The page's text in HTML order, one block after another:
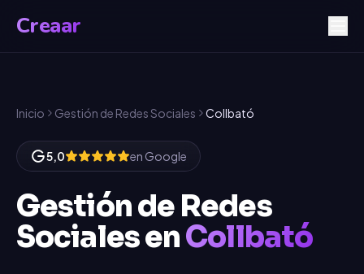
Creaar
Inicio Gestión de Redes Sociales Collbató
5,0 en Google
Gestión de Redes
SocialesenCollbató